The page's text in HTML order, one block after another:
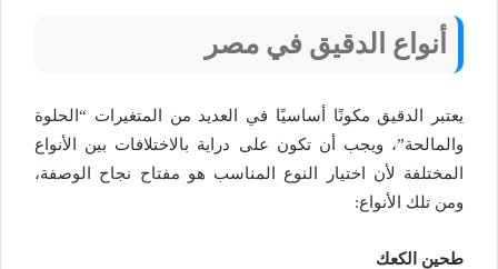
أنواع الدقيق في مصر
يعتبر الدقيق مكونًا أساسيًا في العديد من المتغيرات “الحلوة
والمالحة”، ويجب أن تكون على دراية بالاختلافات بين الأنواع
المختلفة لأن اختيار النوع المناسب هو مفتاح نجاح الوصفة،
ومن تلك الأنواع:
طحين الكعك